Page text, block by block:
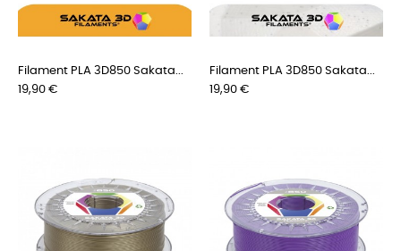
Filament PLA 3D850 Sakata...
Preis
19,90 €
Filament PLA 3D850 Sakata...
Preis
19,90 €